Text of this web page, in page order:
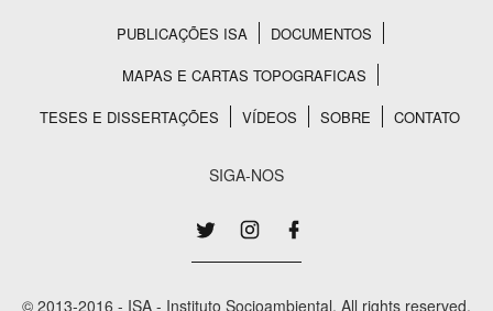
Rodapé
PUBLICAÇÕES ISA
DOCUMENTOS
MAPAS E CARTAS TOPOGRAFICAS
TESES E DISSERTAÇÕES
VÍDEOS SOBRE CONTATO
SIGA-NOS
© 2013-2016 - ISA - Instituto Socioambiental. All rights reserved.